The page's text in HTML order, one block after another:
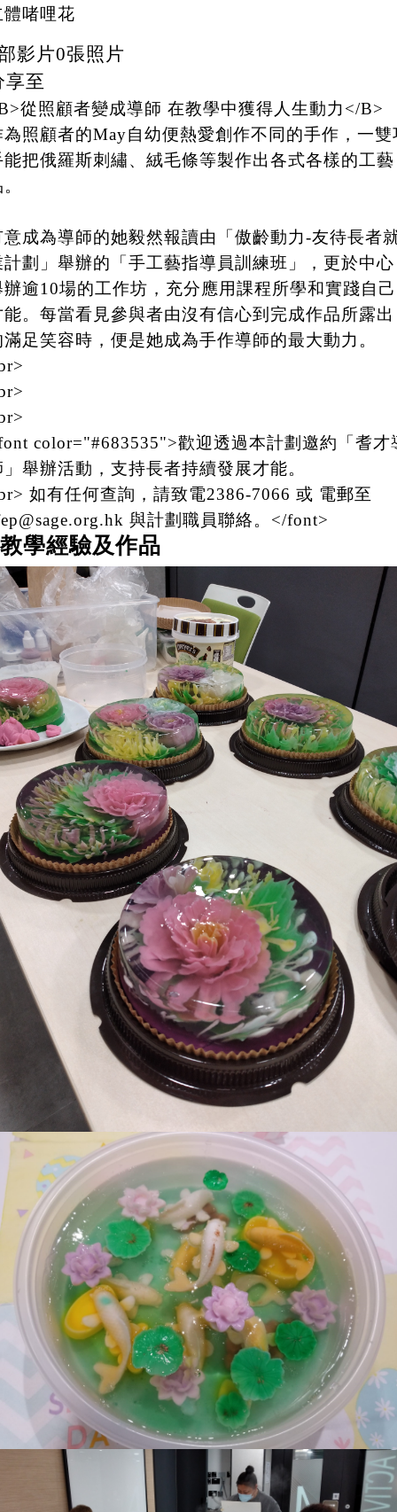
體啫哩花
影片0張照片
享至
從照顧者變成導師 在教學中獲得人生動力</B>
為照顧者的May自幼便熱愛創作不同的手作，一雙
能把俄羅斯刺繡、絨毛條等製作出各式各樣的工藝
意成為導師的她毅然報讀由「傲齡動力-友待長者
計劃」舉辦的「手工藝指導員訓練班」，更於中心
辦逾10場的工作坊，充分應用課程所學和實踐自己
能。每當看見參與者由沒有信心到完成作品所露出
滿足笑容時，便是她成為手作導師的最大動力。
color="#683535">歡迎透過本計劃邀約「耆才
」舉辦活動，支持長者持續發展才能。
如有任何查詢，請致電2386-7066 或 電郵至
與計劃職員聯絡。</font>
教學經驗及作品